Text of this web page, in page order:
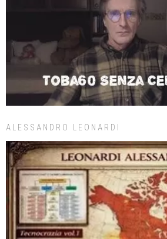
ALESSANDRO LEONARDI